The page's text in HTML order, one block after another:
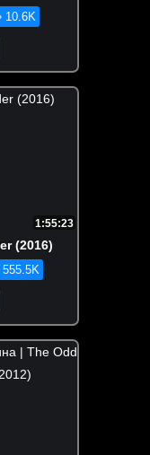
10.6K
1:55:23
(2016)